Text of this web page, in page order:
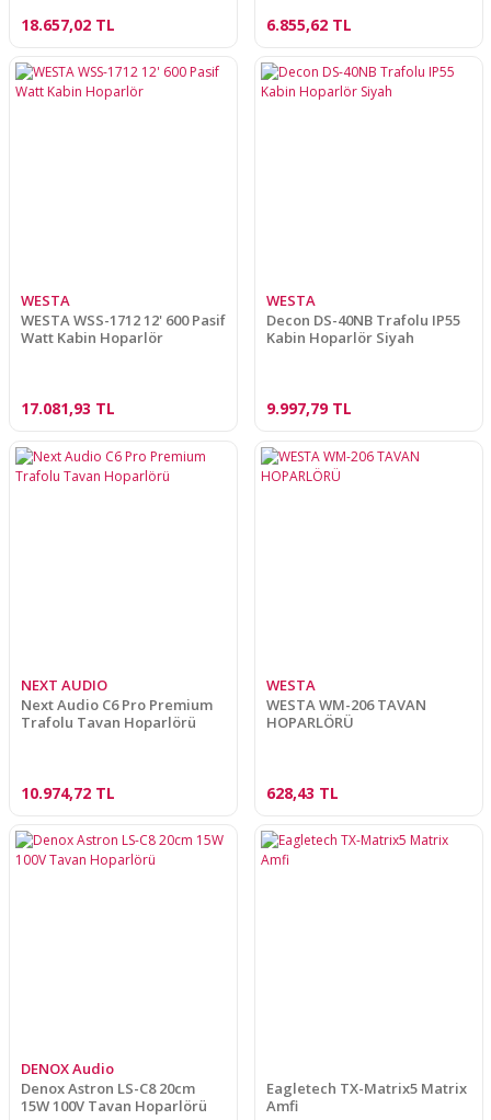
18.657,02 TL 6.855,62 TL
WESTA
WESTA WSS-1712 12' 600 Pasif
Watt Kabin Hoparlör
17.081,93 TL
WESTA
Decon DS-40NB Trafolu IP55
Kabin Hoparlör Siyah
9.997,79 TL
NEXT AUDIO
Next Audio C6 Pro Premium
Trafolu Tavan Hoparlörü
10.974,72 TL
WESTA
WESTA WM-206 TAVAN
HOPARLÖRÜ
628,43 TL
DENOX Audio
Denox Astron LS-C8 20cm
15W 100V Tavan Hoparlörü
Eagletech TX-Matrix5 Matrix
Amfi